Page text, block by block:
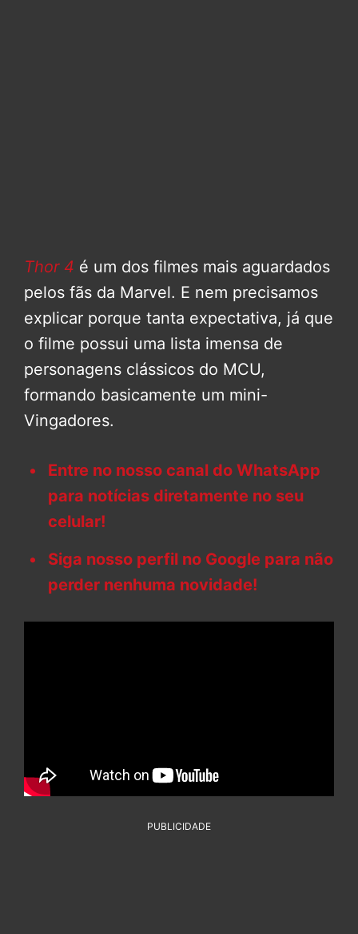
Thor 4 é um dos filmes mais aguardados
pelos fãs da Marvel. E nem precisamos
explicar porque tanta expectativa, já que
o filme possui uma lista imensa de
personagens clássicos do MCU,
formando basicamente um mini-
Vingadores.
Entre no nosso canal do WhatsApp
para notícias diretamente no seu
celular!
Siga nosso perfil no Google para não
perder nenhuma novidade!
PUBLICIDADE